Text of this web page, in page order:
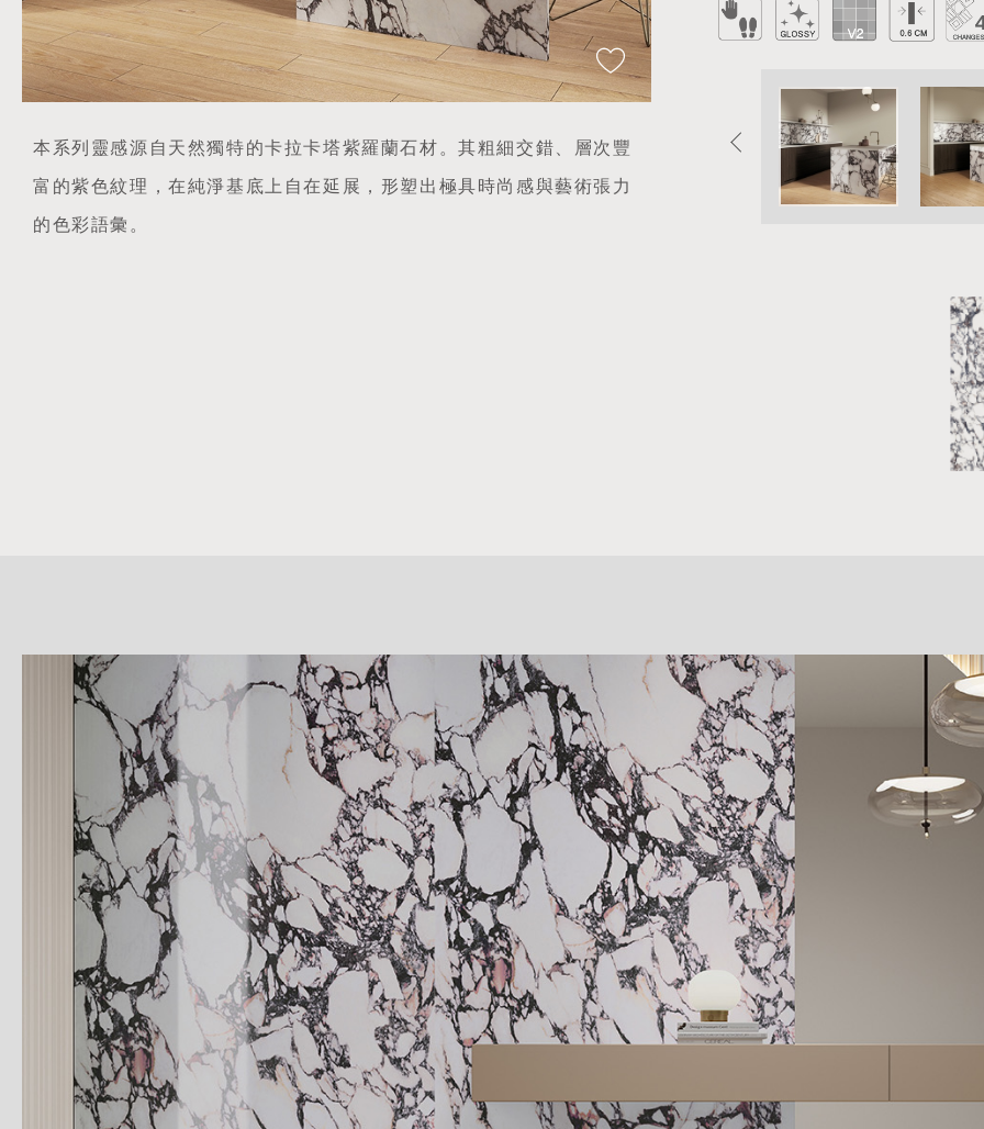
本系列靈感源自天然獨特的卡拉卡塔紫羅蘭石材。其粗細交錯、層次豐
富的紫色紋理，在純淨基底上自在延展，形塑出極具時尚感與藝術張力
的色彩語彙。